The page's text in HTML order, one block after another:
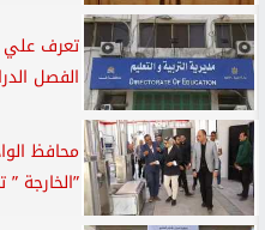
تعرف علي
الفصل
محافظ
”الخارجة